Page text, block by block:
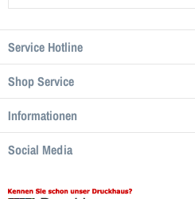
Service Hotline
Shop Service
Informationen
Social Media